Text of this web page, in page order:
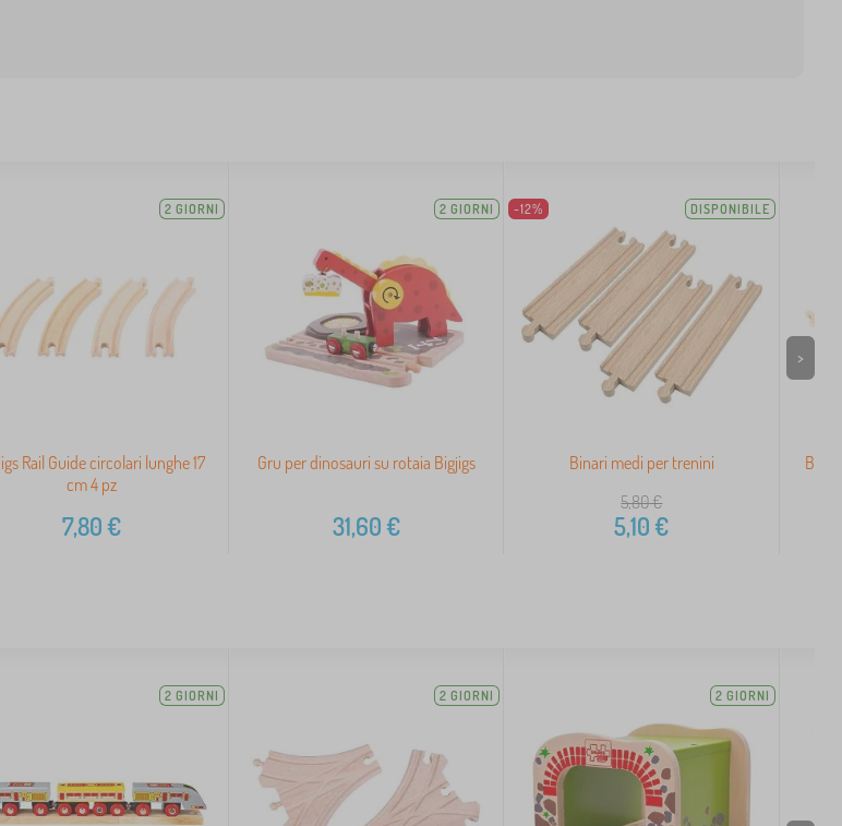
2 GIORNI
Rail Guide circolari lunghe 17
cm 4 pz
7,80€
2 GIORNI
Gru per dinosauri su rotaia Bigjigs
31,60€
-12% DISPONIBILE
Binari medi per trenini
5,80€
5,10€
>
2 GIORNI 2 GIORNI 2 GIORNI